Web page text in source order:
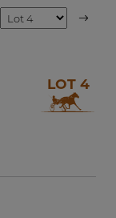
LOT 4